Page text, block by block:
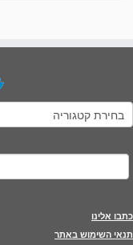
קטגוריות
חיפוש:
כתבו אלינו
תנאי השימוש באתר